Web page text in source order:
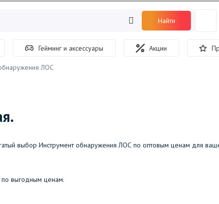
Найти
Гейминг и аксессуары Акции
ЛОС
выбор Инструмент обнаружения ЛОС по оптовым ценам для
выгодным ценам.